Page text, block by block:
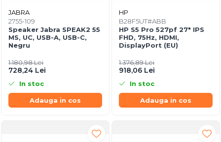
JABRA
2755-109
Speaker Jabra SPEAK2 55
MS, UC, USB-A, USB-C,
Negru
1.180,98 Lei
728,24 Lei
In stoc
Adauga in cos
HP
B28F5UT#ABB
HP S5 Pro 527pf 27" IPS
FHD, 75Hz, HDMI,
DisplayPort (EU)
1.376,89 Lei
918,06 Lei
In stoc
Adauga in cos